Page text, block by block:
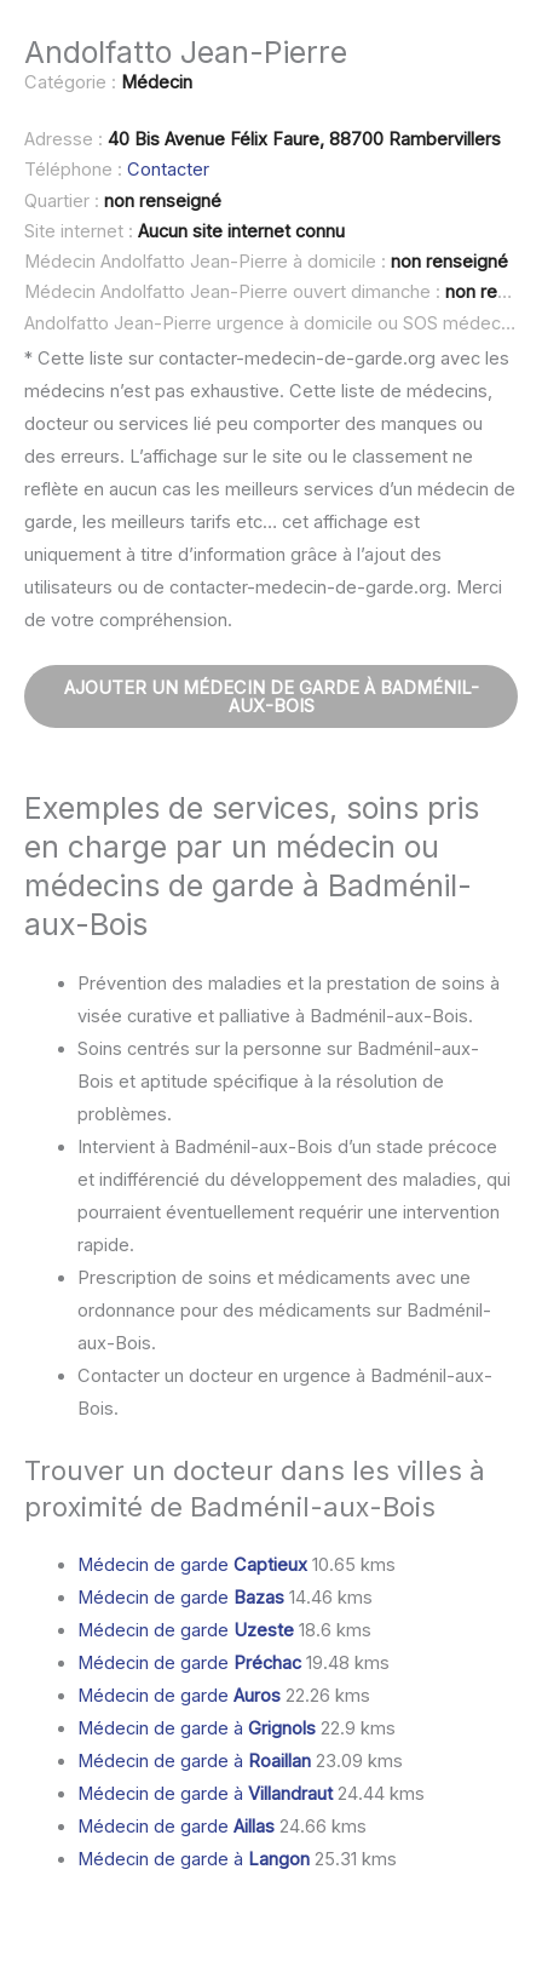
Andolfatto Jean-Pierre
Catégorie : Médecin
Adresse : 40 Bis Avenue Félix Faure, 88700 Rambervillers
Téléphone : Contacter
Quartier : non renseigné
Site internet : Aucun site internet connu
Médecin Andolfatto Jean-Pierre à domicile : non renseigné
Médecin Andolfatto Jean-Pierre ouvert dimanche : non renseigné
Andolfatto Jean-Pierre urgence à domicile ou SOS médecin :
* Cette liste sur contacter-medecin-de-garde.org avec les
médecins n’est pas exhaustive. Cette liste de médecins,
docteur ou services lié peu comporter des manques ou
des erreurs. L’affichage sur le site ou le classement ne
reflète en aucun cas les meilleurs services d’un médecin de
garde, les meilleurs tarifs etc… cet affichage est
uniquement à titre d’information grâce à l’ajout des
utilisateurs ou de contacter-medecin-de-garde.org. Merci
de votre compréhension.
AJOUTER UN MÉDECIN DE GARDE À BADMÉNIL-
AUX-BOIS
Exemples de services, soins pris
en charge par un médecin ou
médecins de garde à Badménil-
aux-Bois
Prévention des maladies et la prestation de soins à
visée curative et palliative à Badménil-aux-Bois.
Soins centrés sur la personne sur Badménil-aux-
Bois et aptitude spécifique à la résolution de
problèmes.
Intervient à Badménil-aux-Bois d’un stade précoce
et indifférencié du développement des maladies, qui
pourraient éventuellement requérir une intervention
rapide.
Prescription de soins et médicaments avec une
ordonnance pour des médicaments sur Badménil-
aux-Bois.
Contacter un docteur en urgence à Badménil-aux-
Bois.
Trouver un docteur dans les villes à
proximité de Badménil-aux-Bois
Médecin de garde Captieux10.65 kms
Médecin de garde Bazas14.46 kms
Médecin de garde Uzeste18.6 kms
Médecin de garde Préchac19.48 kms
Médecin de garde Auros22.26 kms
Médecin de garde à Grignols22.9 kms
Médecin de garde à Roaillan23.09 kms
Médecin de garde à Villandraut24.44 kms
Médecin de garde Aillas24.66 kms
Médecin de garde à Langon25.31 kms